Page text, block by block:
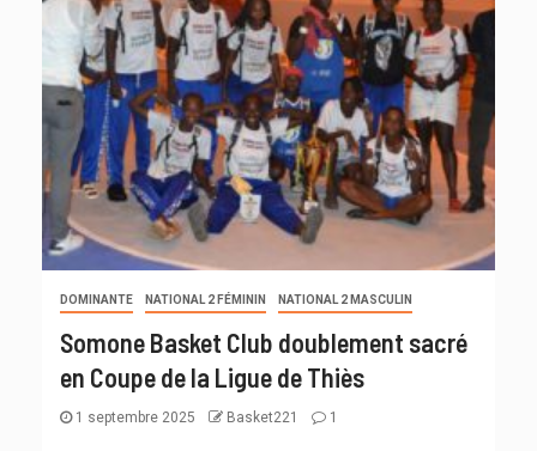
DOMINANTE NATIONAL 2 FÉMININ NATIONAL 2 MASCULIN
Somone Basket Club doublement sacré
en Coupe de la Ligue de Thiès
1 septembre 2025 Basket221 1